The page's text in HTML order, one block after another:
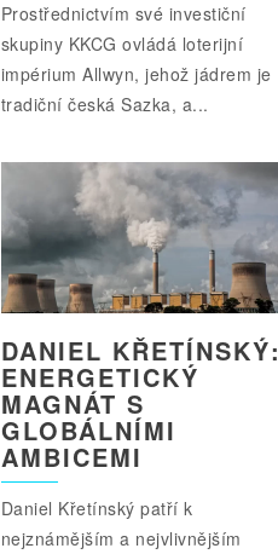
Prostřednictvím své investiční
skupiny KKCG ovládá loterijní
impérium Allwyn, jehož jádrem je
tradiční česká Sazka, a...
DANIEL KŘETÍNSKÝ:
ENERGETICKÝ
MAGNÁT S
GLOBÁLNÍMI
AMBICEMI
Daniel Křetínský patří k
nejznámějším a nejvlivnějším